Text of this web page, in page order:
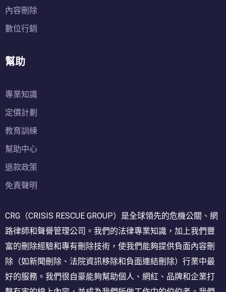
內容刪除
數位行銷
幫助
專業知識
定價計劃
教育訓練
幫助中心
退款政策
免責聲明
CRG（CRISIS RESCUE GROUP）是全球領先的危機公關、網
路律師和聲譽管理公司。我們的法律專業知識，加上我們豐
富的刪除經驗和專有刪除技術，使我們能夠提供負面內容刪
除（如新聞刪除、法院資訊移除和負面連結刪除）行業中最
好的服務。我們很自豪能夠幫助個人、網紅、品牌和企業打